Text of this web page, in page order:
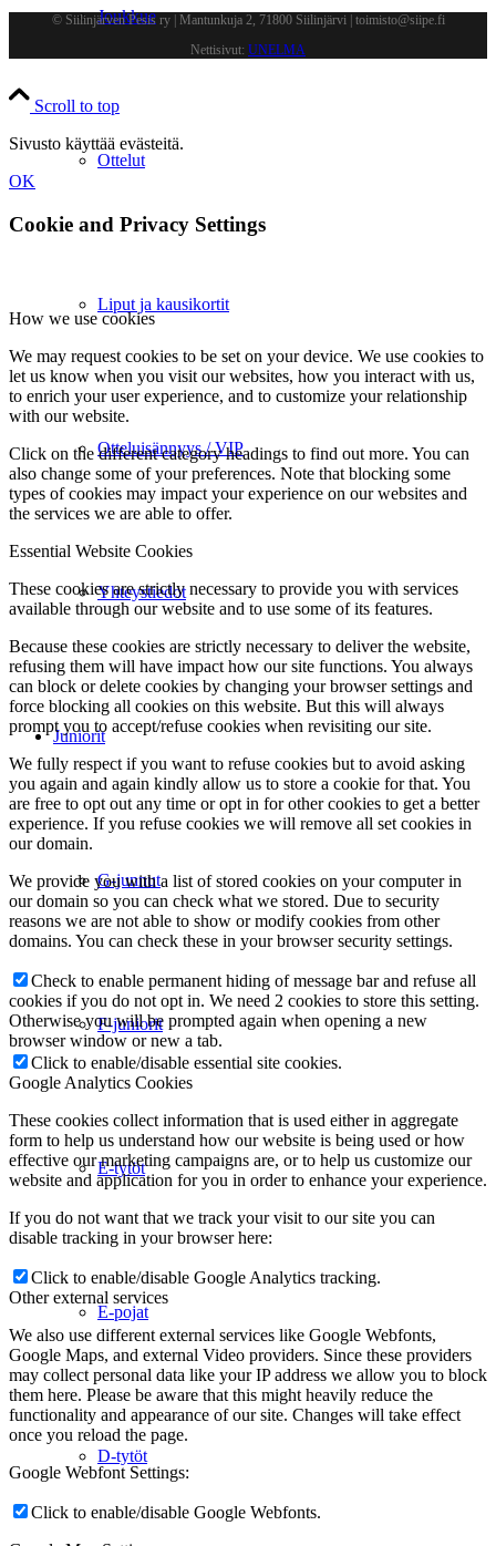
Joukkue
Ottelut
Liput ja kausikortit
Otteluisännyys / VIP
Yhteystiedot
Juniorit
G-junnut
F-juniorit
E-tytöt
E-pojat
D-tytöt
© Siilinjärven Pesis ry | Mantunkuja 2, 71800 Siilinjärvi | toimisto@siipe.fi
Nettisivut: UNELMA
Scroll to top
Sivusto käyttää evästeitä.
OK
Cookie and Privacy Settings
How we use cookies
We may request cookies to be set on your device. We use cookies to
let us know when you visit our websites, how you interact with us,
to enrich your user experience, and to customize your relationship
with our website.
Click on the different category headings to find out more. You can
also change some of your preferences. Note that blocking some
types of cookies may impact your experience on our websites and
the services we are able to offer.
Essential Website Cookies
These cookies are strictly necessary to provide you with services
available through our website and to use some of its features.
Because these cookies are strictly necessary to deliver the website,
refusing them will have impact how our site functions. You always
can block or delete cookies by changing your browser settings and
force blocking all cookies on this website. But this will always
prompt you to accept/refuse cookies when revisiting our site.
We fully respect if you want to refuse cookies but to avoid asking
you again and again kindly allow us to store a cookie for that. You
are free to opt out any time or opt in for other cookies to get a better
experience. If you refuse cookies we will remove all set cookies in
our domain.
We provide you with a list of stored cookies on your computer in
our domain so you can check what we stored. Due to security
reasons we are not able to show or modify cookies from other
domains. You can check these in your browser security settings.
Check to enable permanent hiding of message bar and refuse all
cookies if you do not opt in. We need 2 cookies to store this setting.
Otherwise you will be prompted again when opening a new
browser window or new a tab.
Click to enable/disable essential site cookies.
Google Analytics Cookies
These cookies collect information that is used either in aggregate
form to help us understand how our website is being used or how
effective our marketing campaigns are, or to help us customize our
website and application for you in order to enhance your experience.
If you do not want that we track your visit to our site you can
disable tracking in your browser here:
Click to enable/disable Google Analytics tracking.
Other external services
We also use different external services like Google Webfonts,
Google Maps, and external Video providers. Since these providers
may collect personal data like your IP address we allow you to block
them here. Please be aware that this might heavily reduce the
functionality and appearance of our site. Changes will take effect
once you reload the page.
Google Webfont Settings:
Click to enable/disable Google Webfonts.